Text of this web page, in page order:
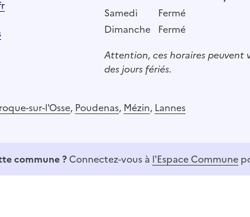
Samedi
Fermé
Dimanche Fermé
Attention, ces horaires peuvent
des jours fériés.
sur-l'Osse, Poudenas, Mézin, Lannes
commune ? Connectez-vous à l'Espace Commune